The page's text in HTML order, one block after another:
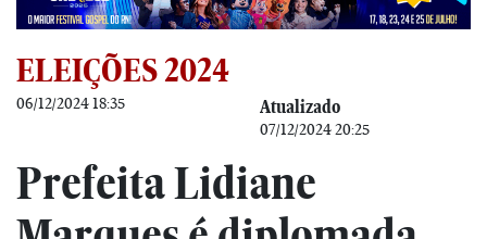
ELEIÇÕES 2024
06/12/2024 18:35 Atualizado
07/12/2024 20:25
Prefeita Lidiane